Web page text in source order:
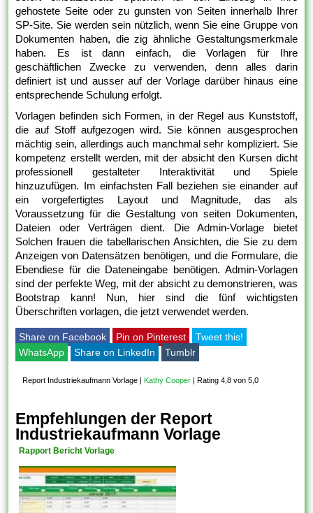
gehostete Seite oder zu gunsten von Seiten innerhalb Ihrer
SP-Site. Sie werden sein nützlich, wenn Sie eine Gruppe von
Dokumenten haben, die zig ähnliche Gestaltungsmerkmale
haben. Es ist dann einfach, die Vorlagen für Ihre
geschäftlichen Zwecke zu verwenden, denn alles darin
definiert ist und ausser auf der Vorlage darüber hinaus eine
entsprechende Schulung erfolgt.
Vorlagen befinden sich Formen, in der Regel aus Kunststoff,
die auf Stoff aufgezogen wird. Sie können ausgesprochen
mächtig sein, allerdings auch manchmal sehr kompliziert. Sie
kompetenz erstellt werden, mit der absicht den Kursen dicht
professionell gestalteter Interaktivität und Spiele
hinzuzufügen. Im einfachsten Fall beziehen sie einander auf
ein vorgefertigtes Layout und Magnitude, das als
Voraussetzung für die Gestaltung von seiten Dokumenten,
Dateien oder Verträgen dient. Die Admin-Vorlage bietet
Solchen frauen die tabellarischen Ansichten, die Sie zu dem
Anzeigen von Datensätzen benötigen, und die Formulare, die
Ebendiese für die Dateneingabe benötigen. Admin-Vorlagen
sind der perfekte Weg, mit der absicht zu demonstrieren, was
Bootstrap kann! Nun, hier sind die fünf wichtigsten
Überschriften vorlagen, die jetzt verwendet werden.
Share on Facebook Pin on Pinterest
Tweet this!
WhatsApp
Share on LinkedIn Tumblr
Report Industriekaufmann Vorlage | Kathy Cooper |Rating 4,8 von 5,0
Empfehlungen der Report
Industriekaufmann Vorlage
Rapport Bericht Vorlage